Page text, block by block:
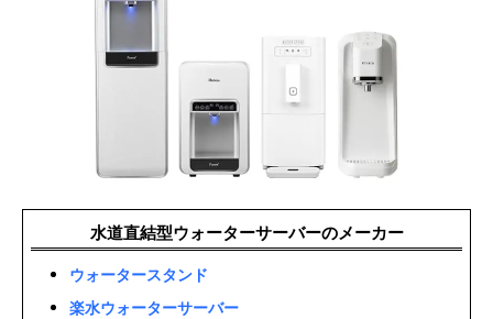
水道直結型ウォーターサーバーのメーカー
ウォータースタンド
楽水ウォーターサーバー